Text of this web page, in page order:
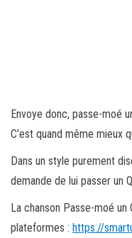
Envoye donc, passe-moé
C’est quand même mieux
Dans un style purement
demande de lui passer un
La chanson Passe-moé
plateformes : https://